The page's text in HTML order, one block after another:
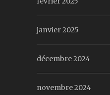
janvier 2025
décembre 2024
novembre 2024